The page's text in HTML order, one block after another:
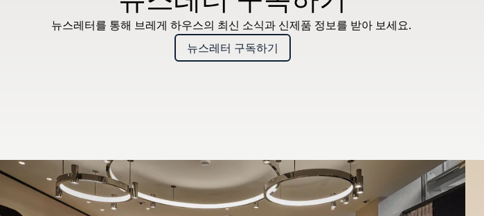
뉴스레터를 통해 브레게 하우스의 최신 소식과 신제품 정보를 받아 보세요.
뉴스레터 구독하기